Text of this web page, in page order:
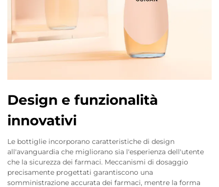
Design e funzionalità
innovativi
Le bottiglie incorporano caratteristiche di design
all'avanguardia che migliorano sia l'esperienza dell'utente
che la sicurezza dei farmaci. Meccanismi di dosaggio
precisamente progettati garantiscono una
somministrazione accurata dei farmaci, mentre la forma